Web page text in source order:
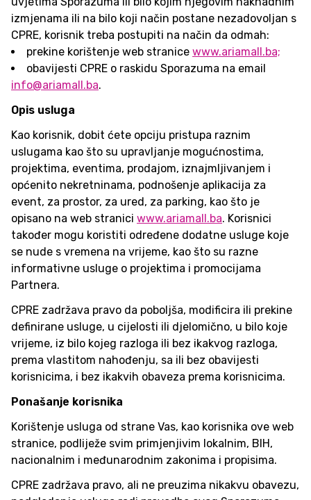
izmjenama ili na bilo koji način postane nezadovoljan s
CPRE, korisnik treba postupiti na način da odmah:
prekine korištenje web stranice www.ariamall.ba;
obavijesti CPRE o raskidu Sporazuma na email
info@ariamall.ba.
Opis usluga
Kao korisnik, dobit ćete opciju pristupa raznim
uslugama kao što su upravljanje mogućnostima,
projektima, eventima, prodajom, iznajmljivanjem i
općenito nekretninama, podnošenje aplikacija za
event, za prostor, za ured, za parking, kao što je
opisano na web stranici www.ariamall.ba. Korisnici
također mogu koristiti određene dodatne usluge koje
se nude s vremena na vrijeme, kao što su razne
informativne usluge o projektima i promocijama
Partnera.
CPRE zadržava pravo da poboljša, modificira ili prekine
definirane usluge, u cijelosti ili djelomično, u bilo koje
vrijeme, iz bilo kojeg razloga ili bez ikakvog razloga,
prema vlastitom nahođenju, sa ili bez obavijesti
korisnicima, i bez ikakvih obaveza prema korisnicima.
Ponašanje korisnika
Korištenje usluga od strane Vas, kao korisnika ove web
stranice, podliježe svim primjenjivim lokalnim, BIH,
nacionalnim i međunarodnim zakonima i propisima.
CPRE zadržava pravo, ali ne preuzima nikakvu obavezu,